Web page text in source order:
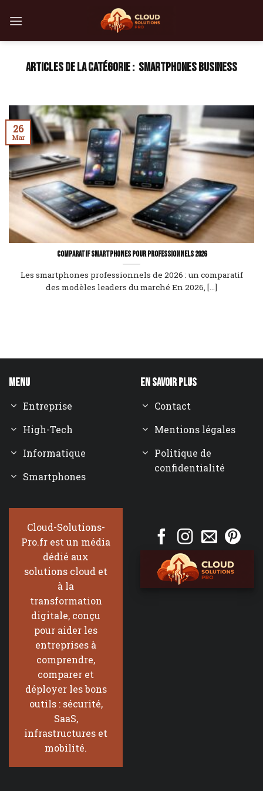
SMARTPHONES BUSINESS
Comparatif smartphones pour professionnels 2026
Les smartphones professionnels de 2026 : un comparatif
des modèles leaders du marché En 2026, [...]
26
Mar
Menu
Entreprise
High-Tech
Informatique
Smartphones
En savoir plus
Contact
Mentions légales
Politique de
confidentialité
Cloud-Solutions-
Pro.fr est un média
dédié aux
solutions cloud et
à la
transformation
digitale, conçu
pour aider les
entreprises à
comprendre,
comparer et
déployer les bons
outils : sécurité,
SaaS,
infrastructures et
mobilité.